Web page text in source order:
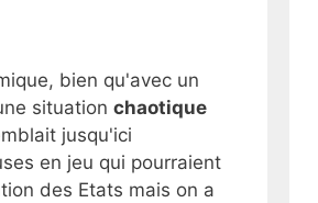
bien qu'avec un
situation chaotique
jusqu'ici
en jeu qui pourraient
des Etats mais on a